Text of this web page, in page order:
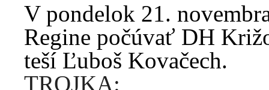
V pondelok 21.
Regine počúvať DH
teší Ľuboš Kovačech.
TROJKA: